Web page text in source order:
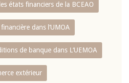
états financiers de la BCEAO
dans l‘UMOA
de banque dans L‘UEMOA
extérieur